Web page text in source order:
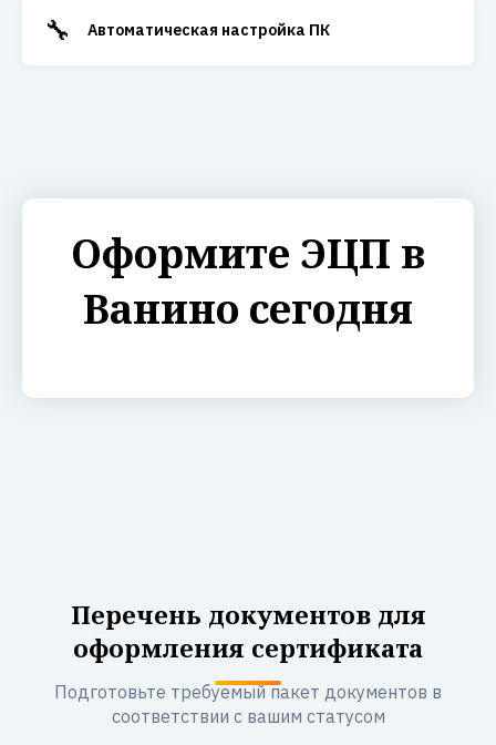
🔧 Автоматическая настройка ПК
Оформите ЭЦП в
Ванино сегодня
Перечень документов для
оформления сертификата
Подготовьте требуемый пакет документов в
соответствии с вашим статусом